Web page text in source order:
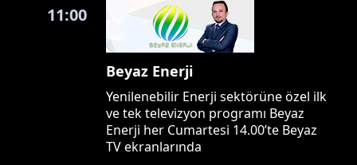
11:00
Beyaz Enerji
Yenilenebilir Enerji sektörüne özel ilk
ve tek televizyon programı Beyaz
Enerji her Cumartesi 14.00’te Beyaz
TV ekranlarında